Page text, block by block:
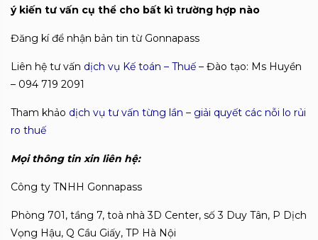
ý kiến tư vấn cụ thể cho bất kì trường hợp nào
Đăng kí để nhận bản tin từ Gonnapass
Liên hệ tư vấn dịch vụ Kế toán – Thuế – Đào tạo: Ms Huyền
– 094 719 2091
Tham khảo dịch vụ tư vấn từng lần – giải quyết các nỗi lo rủi
ro thuế
Mọi thông tin xin liên hệ:
Công ty TNHH Gonnapass
Phòng 701, tầng 7, toà nhà 3D Center, số 3 Duy Tân, P Dịch
Vọng Hậu, Q Cầu Giấy, TP Hà Nội